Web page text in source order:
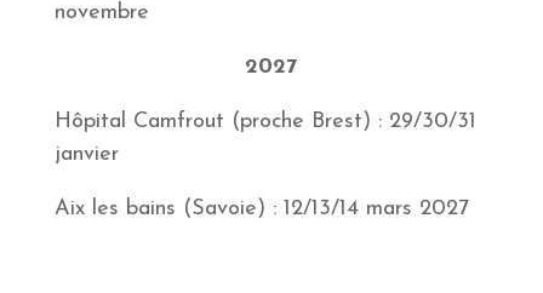
novembre
2027
Hôpital Camfrout (proche Brest) : 29/30/31
janvier
Aix les bains (Savoie) : 12/13/14 mars 2027